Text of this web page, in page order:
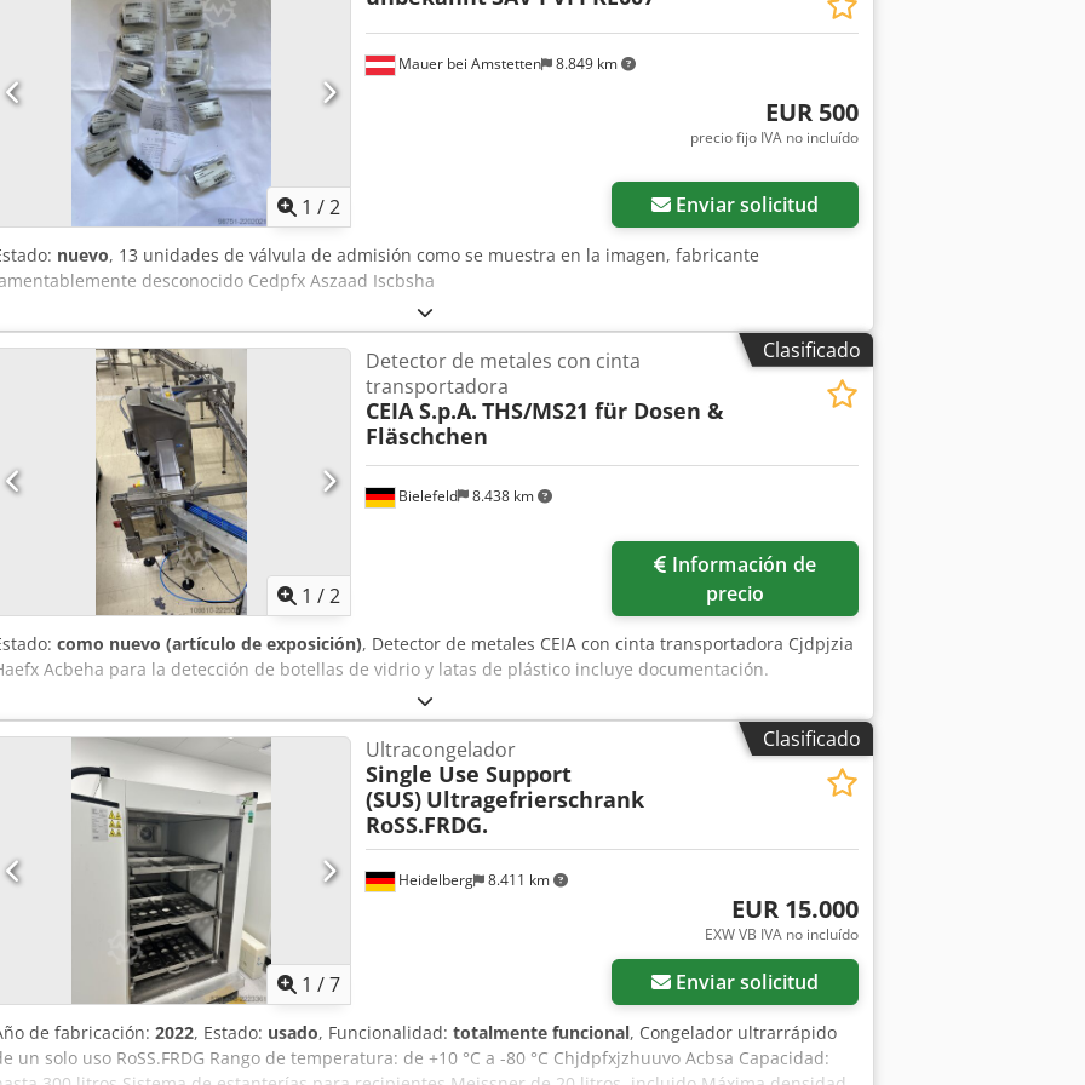
Pedir más fotos
1 /2
Mauer bei Amstetten 8.849 km
EUR 500
precio fijo IVA no incluído
Enviar solicitud
nuevo, 13 unidades de válvula de admisión como se muestra en la imagen, fabricante
desconocido Cedpfx Aszaad Iscbsha
Clasificado
Pedir más fotos
1 /2
Bielefeld 8.438 km
Detector de metales con cinta
transportadora
CEIA S.p.A. THS/MS21 für Dosen &
Fläschchen
precio
como nuevo (artículo de exposición), Detector de metales CEIA con cinta transportadora Cjdpjzia
Acbeha para la detección de botellas de vidrio y latas de plástico incluye documentación.
Clasificado
1 /7
Heidelberg 8.411 km
Ultracongelador
Single Use Support
(SUS) Ultragefrierschrank
RoSS.FRDG.
EUR 15.000
EXW VB IVA no incluído
Enviar solicitud
de fabricación: 2022, Estado: usado, Funcionalidad: totalmente funcional, Congelador ultrarrápido
un solo uso RoSS.FRDG Rango de temperatura: de +10 °C a -80 °C Chjdpfxjzhuuvo Acbsa Capacidad: